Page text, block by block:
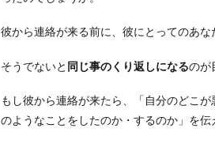
友
の
見
を
彼から連絡が来る前に、彼にとってのあな
そうでないと 同じ事のくり返しになるのが
もし彼から連絡が来たら、「自分のどこ
のようなことをしたのか・するのか」を伝